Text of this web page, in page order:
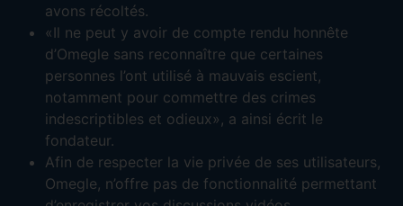
avons récoltés.
«Il ne peut y avoir de compte rendu honnête
d’Omegle sans reconnaître que certaines
personnes l’ont utilisé à mauvais escient,
notamment pour commettre des crimes
indescriptibles et odieux», a ainsi écrit le
fondateur.
Afin de respecter la vie privée de ses utilisateurs,
Omegle, n’offre pas de fonctionnalité permettant